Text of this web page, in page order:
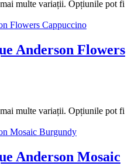
multe variații. Opțiunile pot fi
Anderson Flowers
multe variații. Opțiunile pot fi
Anderson Mosaic